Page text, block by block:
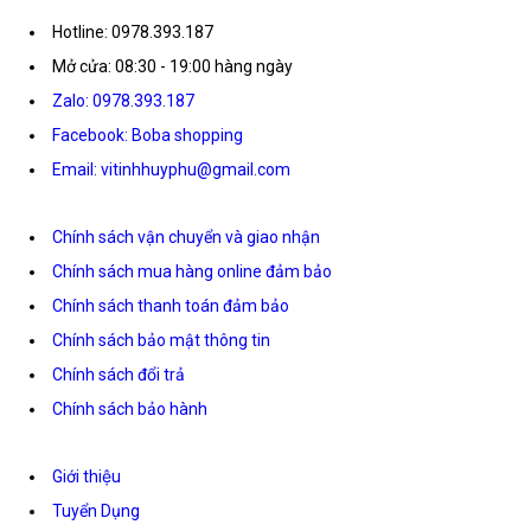
Hotline: 0978.393.187
Mở cửa: 08:30 - 19:00 hàng ngày
Zalo: 0978.393.187
Facebook: Boba shopping
Email: vitinhhuyphu@gmail.com
Chính sách vận chuyển và giao nhận
Chính sách mua hàng online đảm bảo
Chính sách thanh toán đảm bảo
Chính sách bảo mật thông tin
Chính sách đổi trả
Chính sách bảo hành
Giới thiệu
Tuyển Dụng